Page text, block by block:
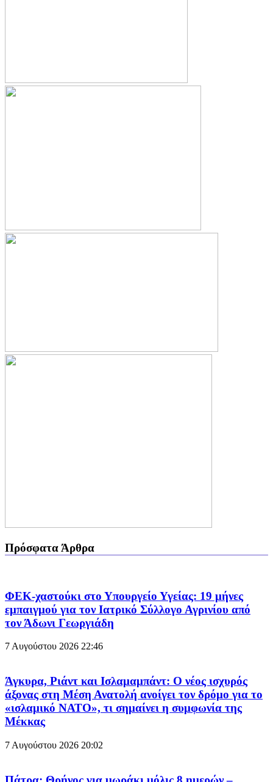
Πρόσφατα Άρθρα
ΦΕΚ-χαστούκι στο Υπουργείο Υγείας: 19 μήνες
εμπαιγμού για τον Ιατρικό Σύλλογο Αγρινίου από
τον Άδωνι Γεωργιάδη
7 Αυγούστου 2026 22:46
Άγκυρα, Ριάντ και Ισλαμαμπάντ: Ο νέος ισχυρός
άξονας στη Μέση Ανατολή ανοίγει τον δρόμο για το
«ισλαμικό ΝΑΤΟ», τι σημαίνει η συμφωνία της
Μέκκας
7 Αυγούστου 2026 20:02